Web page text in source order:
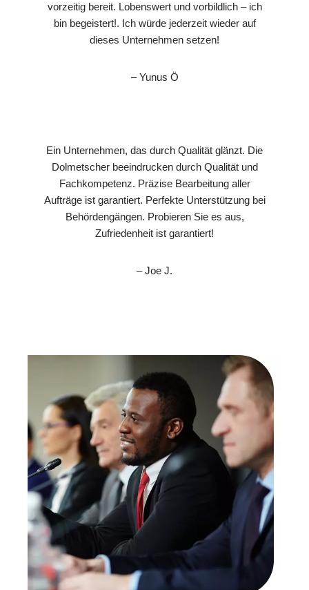
vorzeitig bereit. Lobenswert und vorbildlich – ich
bin begeistert!. Ich würde jederzeit wieder auf
dieses Unternehmen setzen!
– Yunus Ö
Ein Unternehmen, das durch Qualität glänzt. Die
Dolmetscher beeindrucken durch Qualität und
Fachkompetenz. Präzise Bearbeitung aller
Aufträge ist garantiert. Perfekte Unterstützung bei
Behördengängen. Probieren Sie es aus,
Zufriedenheit ist garantiert!
– Joe J.